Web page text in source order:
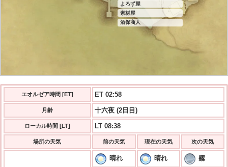
よろず屋
素材屋
酒保商人
エオルゼア時間 [ET] ET 02:58
月齢 十六夜 (2日目)
ローカル時間 [LT] LT 08:38
場所の天気 前の天気 現在の天気 次の天気
晴れ 晴れ 霧